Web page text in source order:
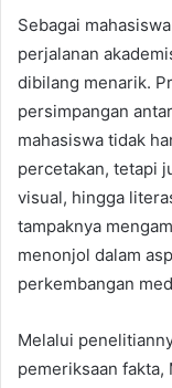
Sebagai
perjalanan
dibilang menarik.
persimpangan
mahasiswa tidak
percetakan, tetapi
visual, hingga
tampaknya
menonjol dalam
perkembangan
Melalui
pemeriksaan